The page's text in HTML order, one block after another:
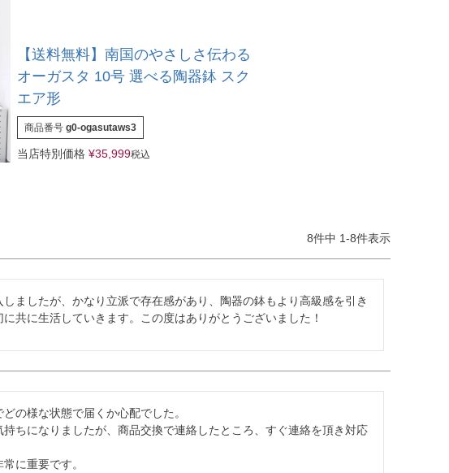
【送料無料】南国のやさしさ伝わる
オーガスタ 10号 選べる陶器鉢 スク
エア形
商品番号 g0-ogasutaws3
当店特別価格 ¥35,999税込
8件中 1-8件表示
ましたが、かなり立派で存在感があり、陶器の鉢もより高級感を引き
共に生活していきます。この度はありがとうございました！
の様な状態で届くか心配でした。
ちになりましたが、商品交換で連絡したところ、すぐ連絡を頂き対応
に重要です。